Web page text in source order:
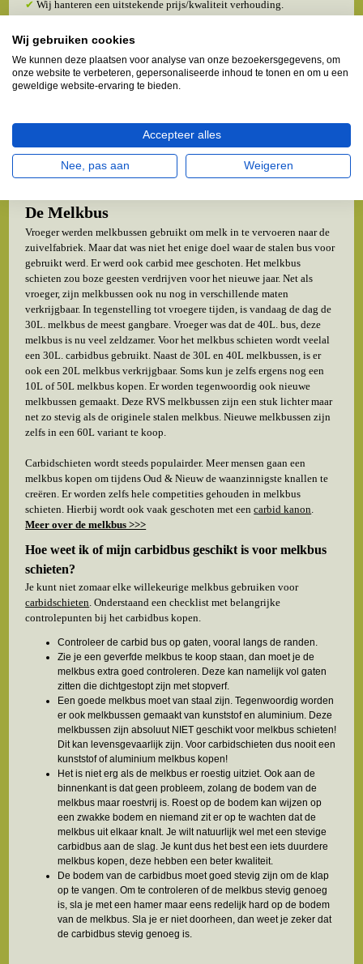
✔ Wij hanteren een uitstekende prijs/kwaliteit verhouding.
✔ Voor de beginners hebben wij een
De Melkbus
Vroeger werden melkbussen gebruikt om melk in te vervoeren naar de
zuivelfabriek. Maar dat was niet het enige doel waar de stalen bus voor
gebruikt werd. Er werd ook carbid mee geschoten. Het melkbus
schieten zou boze geesten verdrijven voor het nieuwe jaar. Net als
vroeger, zijn melkbussen ook nu nog in verschillende maten
verkrijgbaar. In tegenstelling tot vroegere tijden, is vandaag de dag de
30L. melkbus de meest gangbare. Vroeger was dat de 40L. bus, deze
melkbus is nu veel zeldzamer. Voor het melkbus schieten wordt veelal
een 30L. carbidbus gebruikt. Naast de 30L en 40L melkbussen, is er
ook een 20L melkbus verkrijgbaar. Soms kun je zelfs ergens nog een
10L of 50L melkbus kopen. Er worden tegenwoordig ook nieuwe
melkbussen gemaakt. Deze RVS melkbussen zijn een stuk lichter maar
net zo stevig als de originele stalen melkbus. Nieuwe melkbussen zijn
zelfs in een 60L variant te koop.
Carbidschieten wordt steeds populairder. Meer mensen gaan een
melkbus kopen om tijdens Oud & Nieuw de waanzinnigste knallen te
creëren. Er worden zelfs hele competities gehouden in melkbus
schieten. Hierbij wordt ook vaak geschoten met eencarbid kanon.
Meer over de melkbus >>>
Hoe weet ik of mijn carbidbusgeschikt isvoor melkbus
schieten?
Je kunt niet zomaar elke willekeurige melkbus gebruiken voor
carbidschieten. Onderstaand een checklist met belangrijke
controlepunten bij het carbidbus kopen.
Controleer de carbid bus op gaten, vooral langs de randen.
Zie je een geverfde melkbus te koop staan, dan moet je de
melkbus extra goed controleren. Deze kan namelijk vol gaten
zitten die dichtgestopt zijn met stopverf.
Een goede melkbus moet van staal zijn. Tegenwoordig worden
er ook melkbussen gemaakt van kunststof en aluminium. Deze
melkbussen zijn absoluut NIET geschikt voor melkbus schieten!
Dit kan levensgevaarlijk zijn. Voor carbidschieten dus nooit een
kunststof of aluminium melkbus kopen!
Het is niet erg als de melkbus er roestig uitziet. Ook aan de
binnenkant is dat geen probleem, zolang de bodem van de
melkbus maar roestvrij is. Roest op de bodem kan wijzen op
een zwakke bodem en niemand zit er op te wachten dat de
melkbus uit elkaar knalt. Je wilt natuurlijk wel met een stevige
carbidbus aan de slag. Je kunt dus het best een iets duurdere
melkbus kopen, deze hebben een beter kwaliteit.
De bodem van de carbidbus moet goed stevig zijn om de klap
op te vangen. Om te controleren of de melkbus stevig genoeg
is, sla je met een hamer maar eens redelijk hard op de bodem
van de melkbus. Sla je er niet doorheen, dan weet je zeker dat
de carbidbus stevig genoeg is.
Wij gebruiken cookies
We kunnen deze plaatsen voor analyse van onze bezoekersgegevens, om
onze website te verbeteren, gepersonaliseerde inhoud te tonen en om u een
geweldige website-ervaring te bieden.
Accepteer alles
Nee, pas aan Weigeren